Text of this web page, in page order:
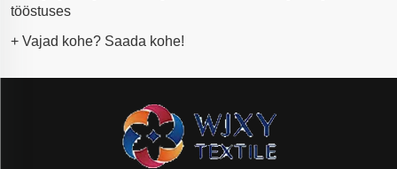
tööstuses
+ Vajad kohe? Saada kohe!